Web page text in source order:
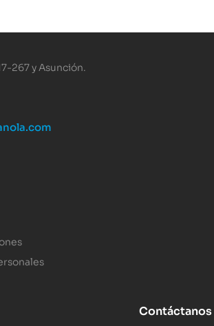
267 y Asunción.
Contáctanos